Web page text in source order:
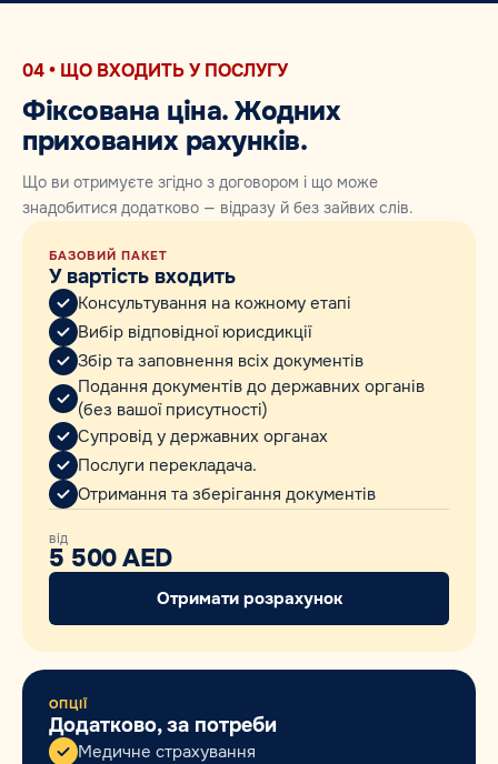
04 • ЩО ВХОДИТЬ У ПОСЛУГУ
Фіксована ціна. Жодних
прихованих рахунків.
Що ви отримуєте згідно з договором і що може
знадобитися додатково — відразу й без зайвих слів.
БАЗОВИЙ ПАКЕТ
У вартість входить
Консультування на кожному етапі
Вибір відповідної юрисдикції
Збір та заповнення всіх документів
Подання документів до державних органів
(без вашої присутності)
Супровід у державних органах
Послуги перекладача.
Отримання та зберігання документів
від
5 500 AED
Отримати розрахунок
ОПЦІЇ
Додатково, за потреби
Медичне страхування